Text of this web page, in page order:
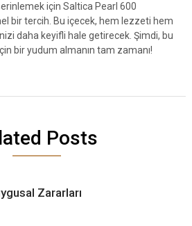
için Saltica Pearl 600
bir tercih. Bu içecek, hem lezzeti hem
daha keyifli hale getirecek. Şimdi, bu
bir yudum almanın tam zamanı!
Posts
Zararları